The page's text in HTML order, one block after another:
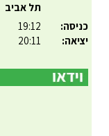
כניסה:
יציאה:
תל אביב
19:12
20:11